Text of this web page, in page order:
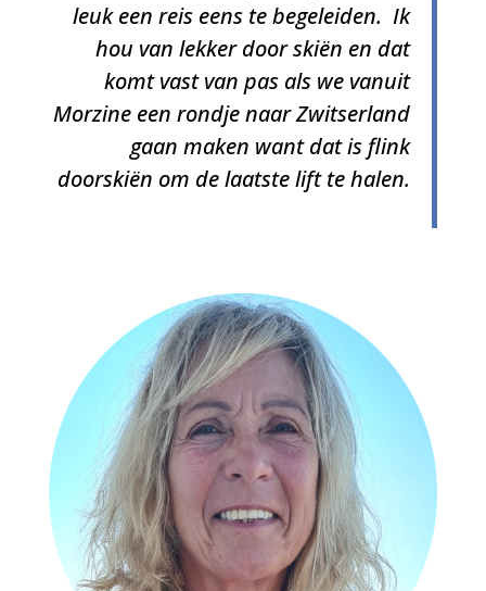
leuk een reis eens te begeleiden. Ik
hou van lekker door skiën en dat
komt vast van pas als we vanuit
Morzine een rondje naar Zwitserland
gaan maken want dat is flink
doorskiën om de laatste lift te halen.